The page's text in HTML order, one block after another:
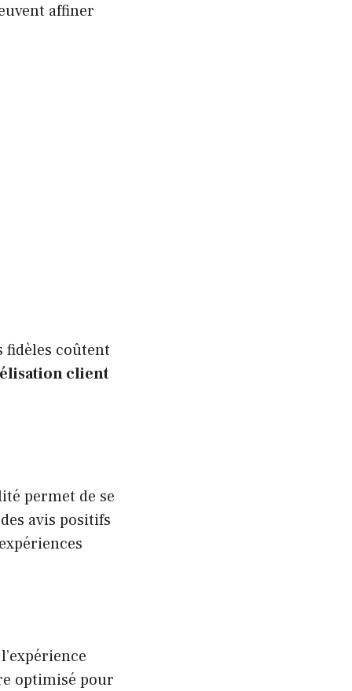
affiner
fidèles coûtent
client
permet de se
avis positifs
optimisé pour